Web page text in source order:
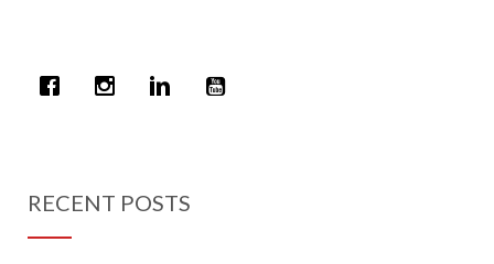
RECENT POSTS